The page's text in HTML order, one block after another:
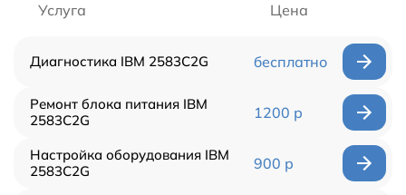
Услуга Цена
Диагностика IBM 2583C2G бесплатно
Ремонт блока питания IBM
2583C2G
1200 р
Настройка оборудования IBM
2583C2G
900 р